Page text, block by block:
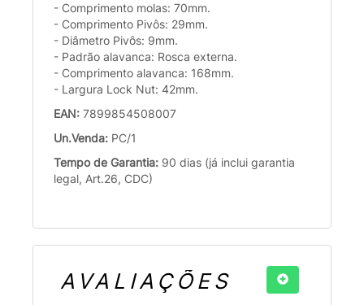
- Comprimento molas: 70mm.
- Comprimento Pivôs: 29mm.
- Diâmetro Pivôs: 9mm.
- Padrão alavanca: Rosca externa.
- Comprimento alavanca: 168mm.
- Largura Lock Nut: 42mm.
EAN: 7899854508007
Un.Venda: PC/1
Tempo de Garantia: 90 dias (já inclui garantia
legal, Art.26, CDC)
AVALIAÇÕES